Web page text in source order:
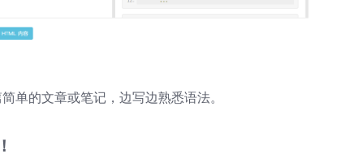
单的文章或笔记，边写边熟悉语法。